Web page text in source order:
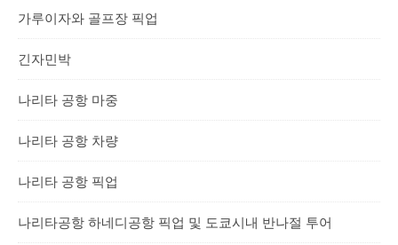
가루이자와 골프장 픽업
긴자민박
나리타 공항 마중
나리타 공항 차량
나리타 공항 픽업
나리타공항 하네디공항 픽업 및 도쿄시내 반나절 투어